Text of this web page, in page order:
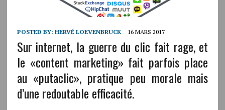
POSTED BY: HERVÉ LOEVENBRUCK 16 MARS 2017
Sur internet, la guerre du clic fait rage, et
le «content marketing» fait parfois place
au «putaclic», pratique peu morale mais
d’une redoutable efficacité.